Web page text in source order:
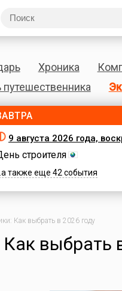
Хроника
9 августа 2026 года,
строителя
...а также еще 42 события
Как выбрать в 2026 году
выбрать